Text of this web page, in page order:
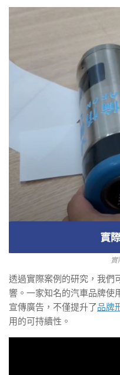
實
透過實際案例的研究，我們
響。一家知名的汽車品牌使
宣傳廣告，不僅提升了品牌
用的可持續性。